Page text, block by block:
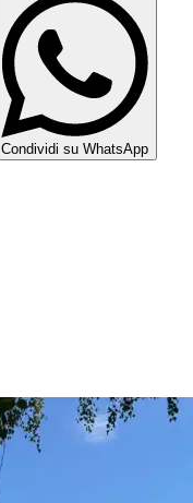
Condividi su WhatsApp